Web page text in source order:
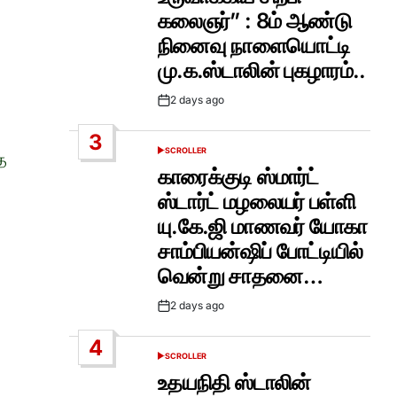
கலைஞர்” : 8ம் ஆண்டு
நினைவு நாளையொட்டி
மு.க.ஸ்டாலின் புகழாரம்..
Post2 days ago
3
POSTED
SCROLLER
காரைக்குடி ஸ்மார்ட்
ஸ்டார்ட் மழலையர் பள்ளி
யு.கே.ஜி மாணவர் யோகா
சாம்பியன்ஷிப் போட்டியில்
வென்று சாதனை…
Post2 days ago
4
POSTED
SCROLLER
உதயநிதி ஸ்டாலின்